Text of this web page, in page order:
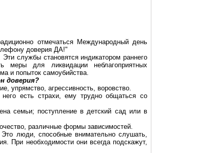
отмечаться Международный день
доверия ДА!"
службы становятся индикатором раннего
меры для ликвидации неблагоприятных
и попыток самоубийства.
доверия?
упрямство, агрессивность, воровство.
есть страхи, ему трудно общаться со
семьи; поступление в детский сад или в
различные формы зависимостей.
люди, способные внимательно слушать,
При необходимости они всегда подскажут,